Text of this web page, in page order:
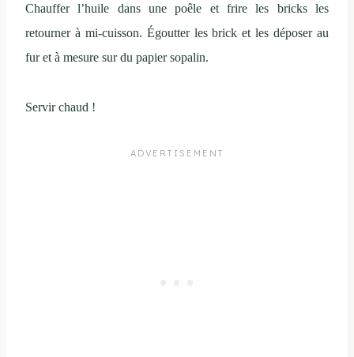
Chauffer l’huile dans une poêle et frire les bricks les
retourner à mi-cuisson. Égoutter les brick et les déposer au
fur et à mesure sur du papier sopalin.
Servir chaud !